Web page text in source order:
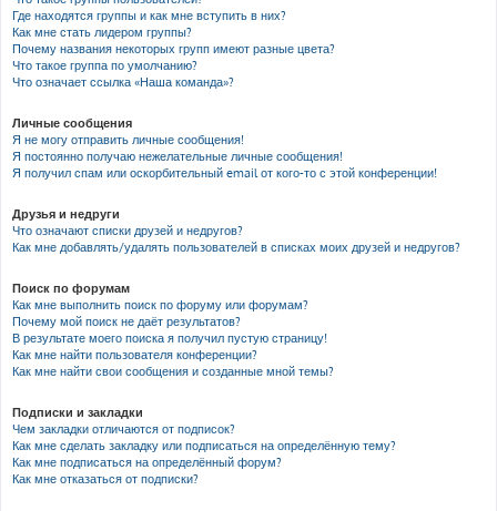
Где находятся группы и как мне вступить в них?
Как мне стать лидером группы?
Почему названия некоторых групп имеют разные цвета?
Что такое группа по умолчанию?
Что означает ссылка «Наша команда»?
Личные сообщения
Я не могу отправить личные сообщения!
Я постоянно получаю нежелательные личные сообщения!
Я получил спам или оскорбительный email от кого-то с этой конференции!
Друзья и недруги
Что означают списки друзей и недругов?
Как мне добавлять/удалять пользователей в списках моих друзей и недругов?
Поиск по форумам
Как мне выполнить поиск по форуму или форумам?
Почему мой поиск не даёт результатов?
В результате моего поиска я получил пустую страницу!
Как мне найти пользователя конференции?
Как мне найти свои сообщения и созданные мной темы?
Подписки и закладки
Чем закладки отличаются от подписок?
Как мне сделать закладку или подписаться на определённую тему?
Как мне подписаться на определённый форум?
Как мне отказаться от подписки?